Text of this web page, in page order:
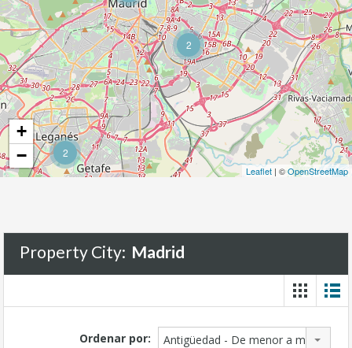
2
2
+
−
Leaflet | ©OpenStreetMap
Property City: Madrid
Ordenar por: Antigüedad - De menor a mayor